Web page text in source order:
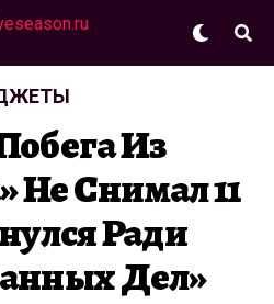
Из
Снимал 11
Ради
Дел»